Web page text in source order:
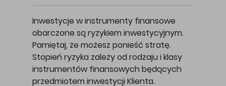
Inwestycje w instrumenty finansowe
obarczone są ryzykiem inwestycyjnym.
Pamiętaj, że możesz ponieść stratę.
Stopień ryzyka zależy od rodzaju i klasy
instrumentów finansowych będących
przedmiotem inwestycji Klienta.